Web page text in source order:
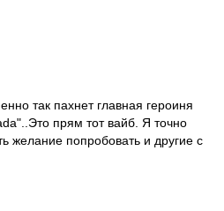
так пахнет главная героиня
прям тот вайб. Я точно
желание попробовать и другие с